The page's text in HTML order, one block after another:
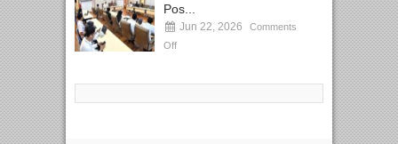
Pos...
Jun 22, 2026
Comments
Off